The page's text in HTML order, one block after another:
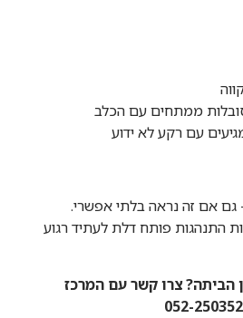
ממתחים עם הכלב
עם רקע לא ידוע
אם זה נראה בלתי אפשרי.
התנהגות פותח דלת לעתיד רגוע
הביתה? צרו קשר עם המרכז